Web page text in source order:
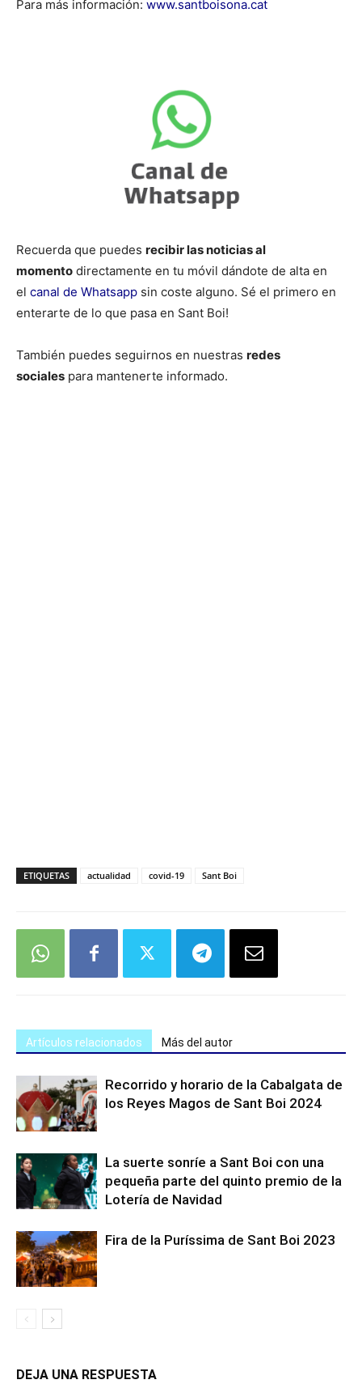
Para más información: www.santboisona.cat
Recuerda que puedes recibir las noticias al
momento directamente en tu móvil dándote de alta en
el canal de Whatsapp sin coste alguno. Sé el primero en
enterarte de lo que pasa en Sant Boi!
También puedes seguirnos en nuestras redes
sociales para mantenerte informado.
ETIQUETAS actualidad covid-19 Sant Boi
Artículos relacionados Más del autor
Recorrido y horario de la Cabalgata de
los Reyes Magos de Sant Boi 2024
La suerte sonríe a Sant Boi con una
pequeña parte del quinto premio de la
Lotería de Navidad
Fira de la Puríssima de Sant Boi 2023
DEJA UNA RESPUESTA